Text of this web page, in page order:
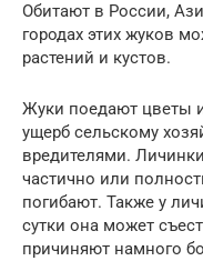
Обитают в России,
городах этих жуков
растений и кустов.
Жуки поедают цветы
ущерб сельскому
вредителями.
частично или
погибают. Также у
сутки она может
причиняют намного